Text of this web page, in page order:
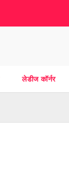
लेडीज कॉर्नर